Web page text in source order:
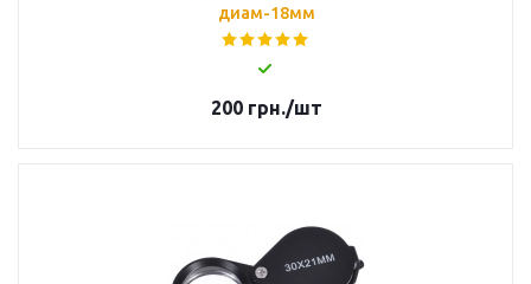
диам-18мм
200грн./шт